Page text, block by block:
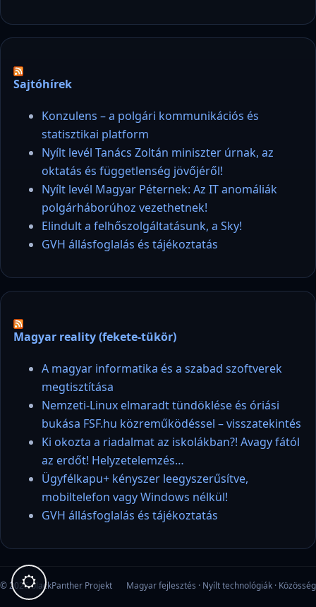
Sajtóhírek
Konzulens – a polgári kommunikációs és
statisztikai platform
Nyílt levél Tanács Zoltán miniszter úrnak, az
oktatás és függetlenség jövőjéről!
Nyílt levél Magyar Péternek: Az IT anomáliák
polgárháborúhoz vezethetnek!
Elindult a felhőszolgáltatásunk, a Sky!
GVH állásfoglalás és tájékoztatás
Magyar reality (fekete-tükör)
A magyar informatika és a szabad szoftverek
megtisztítása
Nemzeti-Linux elmaradt tündöklése és óriási
bukása FSF.hu közreműködéssel – visszatekintés
Ki okozta a riadalmat az iskolákban?! Avagy fától
az erdőt! Helyzetelemzés…
Ügyfélkapu+ kényszer leegyszerűsítve,
mobiltelefon vagy Windows nélkül!
GVH állásfoglalás és tájékoztatás
© 2026 blackPanther Projekt Magyar fejlesztés · Nyílt technológiák · Közösség